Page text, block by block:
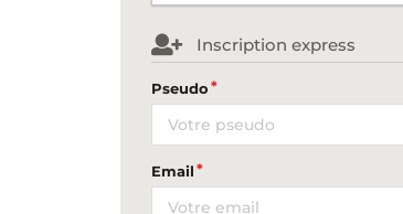
Inscription express
Pseudo
Email